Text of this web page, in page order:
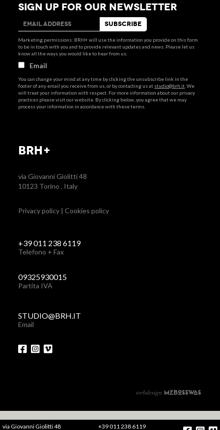
BRH+
via Giovanni Giolitti 48
10123 Torino . Italy
Privacy policy |Cookies policy
SIGN UP FOR OUR NEWSLETTER
Marketing permissions: BRH+ will use the information you provide on this form
to be in touch with you and to provide relevant updates and news. Please let us
know all the ways you would like to hear from us:
Email
You can change your mind at any time by clicking the unsubscribe link in the
footer of any email you receive from us, or by contacting us at studio@brh.it . We
will treat your information with respect. For more information about our privacy
practices please visit our website. By clicking below, you agree that we may
process your information in accordance with these terms.
+39 011 238 6119
Telefono + Fax
09325930015
Partita IVA
STUDIO@BRH.IT
Email
via Giovanni Giolitti 48 +39 011 238 6119